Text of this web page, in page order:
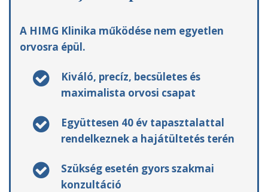
A HIMG Klinika működése nem egyetlen
orvosra épül.
Kiváló, precíz, becsületes és
maximalista orvosi csapat
Együttesen 40 év tapasztalattal
rendelkeznek a hajátültetés terén
Szükség esetén gyors szakmai
konzultáció